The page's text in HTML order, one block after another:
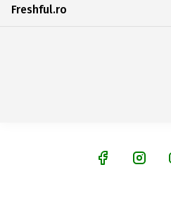
Freshful.ro